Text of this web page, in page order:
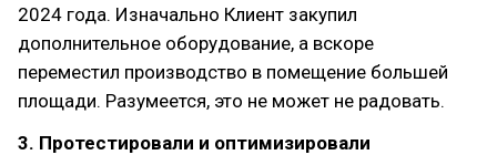
2024 года. Изначально Клиент закупил
дополнительное оборудование, а вскоре
переместил производство в помещение большей
площади. Разумеется, это не может не радовать.
3. Протестировали и оптимизировали